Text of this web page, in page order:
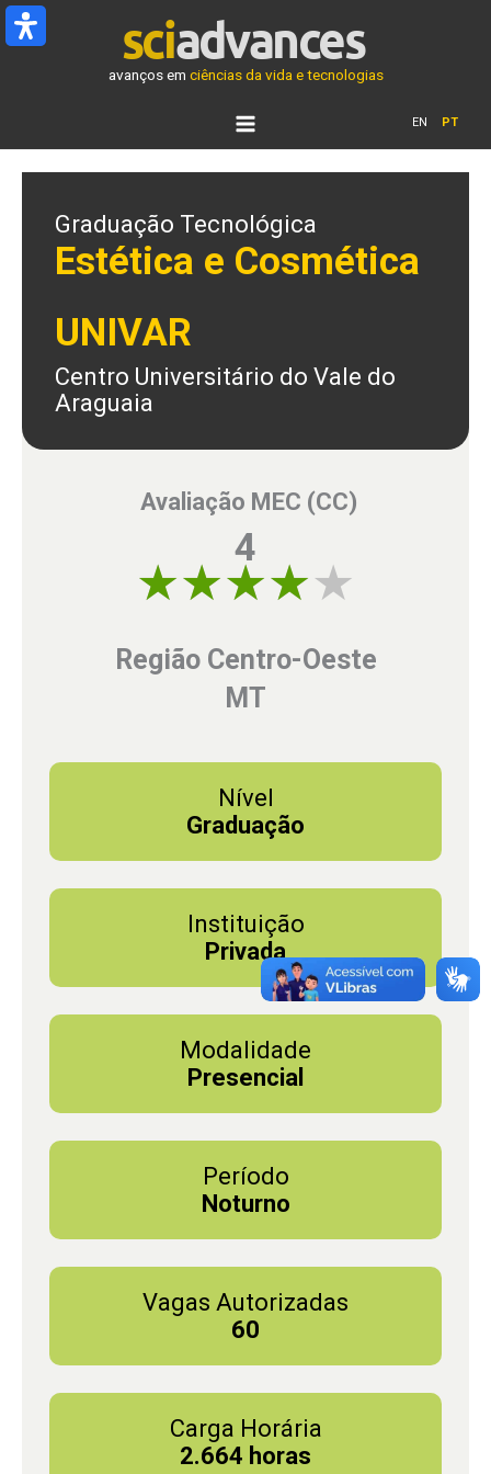
Ir
para
avanços em ciências da vida e tecnologias
EN PT
Graduação Tecnológica
Estética e Cosmética
UNIVAR
Centro Universitário do Vale do
Araguaia
Avaliação MEC (CC)
4
Região Centro-Oeste
MT
Nível
Graduação
Instituição
Privada
Modalidade
Presencial
Período
Noturno
Vagas Autorizadas
60
Carga Horária
2.664 horas